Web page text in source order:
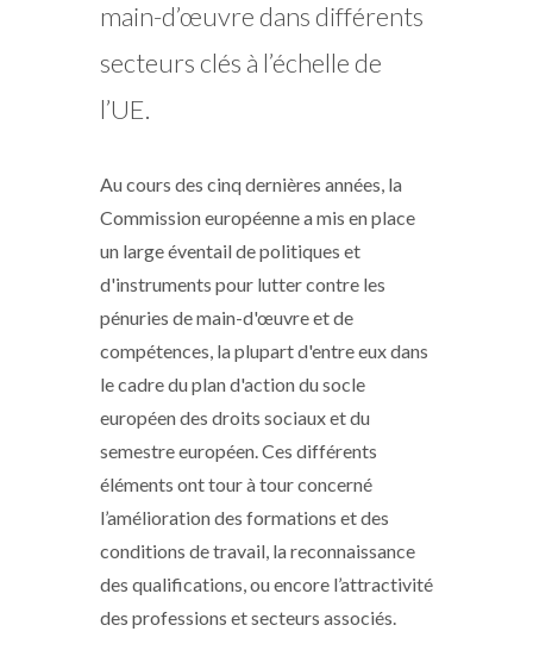
main-d’œuvre dans différents
secteurs clés à l’échelle de
l’UE.
Au cours des cinq dernières années, la
Commission européenne a mis en place
un large éventail de politiques et
d'instruments pour lutter contre les
pénuries de main-d'œuvre et de
compétences, la plupart d'entre eux dans
le cadre du plan d'action du socle
européen des droits sociaux et du
semestre européen. Ces différents
éléments ont tour à tour concerné
l’amélioration des formations et des
conditions de travail, la reconnaissance
des qualifications, ou encore l’attractivité
des professions et secteurs associés.